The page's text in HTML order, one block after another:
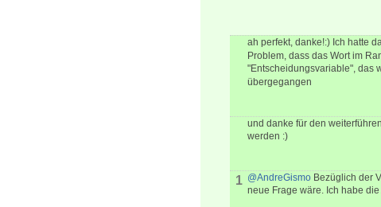
ah perfekt, danke!:) Ich hatte
Problem, dass das Wort im
"Entscheidungsvariable", das
übergegangen
und danke für den
werden :)
1 @AndreGismo Bezüglich der
neue Frage wäre. Ich habe